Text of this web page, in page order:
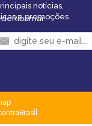
notícias,
e promoções